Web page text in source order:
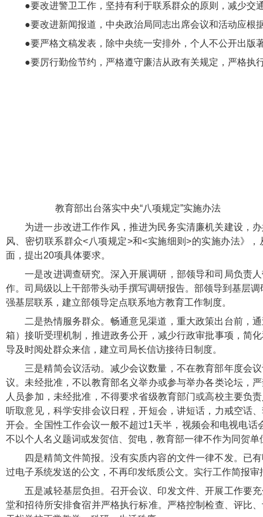
●要改进警卫工作，坚持有利于联系群众的原则，减少交
●要改进新闻报道，中央政治局同志出席会议和活动应
●要严格文稿发表，除中央统一安排外，个人不公开出版
●要厉行勤俭节约，严格遵守廉洁从政有关规定，严格执
教育部出台落实中央“八项规定”实施办法
为进一步改进工作作风，推进为民务实清廉机关建设，
风、密切联系群众<八项规定>和<实施细则>的实施办法》
面，提出20项具体要求。
一是改进调查研究。深入开展调研，部领导和司局负责
作。司局级以上干部带头动手撰写调研报告。部领导到基层
强基层联系，建立部领导定点联系地方教育工作制度。
二是热情服务群众。畅通意见渠道，重大政策出台前，
箱）接听受理机制，推进政务公开，减少行政审批事项，简
导及时阅处群众来信，建立司局长信访接待日制度。
三是精简会议活动。减少会议数量，不在教育部年度会
议。未经批准，不以教育部名义举办或参与举办各类论坛，
人员参加，未经批准，不得要求省级教育部门或高校主要负
听取意见，科学安排会议日程，开短会，讲短话，力戒空话
开会。全国性工作会议一般不超过1天半，视频会和电视电
不以个人名义题词或发贺信、贺电，教育部一律不作为同贺
四是精简文件简报。没有实质内容的文件一律不发。已
过电子系统发送的公文，不再印发纸质公文。实行工作简报
五是减轻基层负担。召开会议、印发文件、开展工作要
堂和招待所安排食宿并严格执行标准。严格控制检查、评比